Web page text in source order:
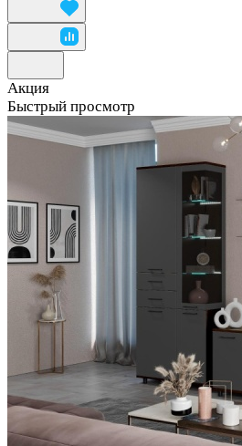
Акция
Быстрый просмотр